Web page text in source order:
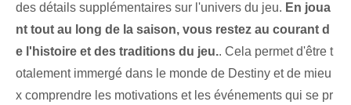
des détails supplémentaires sur l'univers du jeu. En joua
nt tout au long de la saison, vous restez au courant d
e l'histoire et des traditions du jeu.. Cela permet d'être t
otalement immergé dans le monde de Destiny et de mieu
x comprendre les motivations et les événements qui se pr